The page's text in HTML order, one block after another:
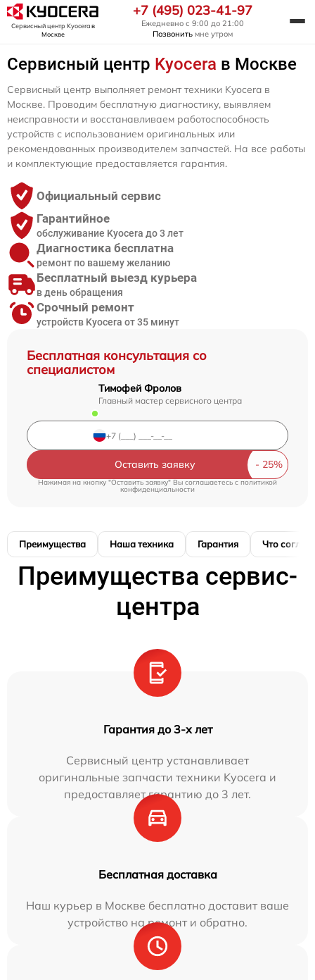
Сервисный центр Kyoceraв
Москве
+7 (495) 023-41-97
Ежедневно с 9:00 до 21:00
Позвонить мне утром
Сервисный центр Kyocera в Москве
Бесплатная консультация со
специалистом
Тимофей Фролов
Главный мастер сервисного центра
Оставить заявку
Нажимая на кнопку "Оставить заявку" Вы соглашаетесь cполитикой
конфиденциальности
Сервисный центр выполняет ремонт техники Kyocera в
Москве. Проводим бесплатную диагностику, выявляем
неисправности и восстанавливаем работоспособность
устройств с использованием оригинальных или
рекомендованных производителем запчастей. На все работы
и комплектующие предоставляется гарантия.
Официальный сервис
Гарантийное
обслуживание Kyocera до 3 лет
Диагностика бесплатна
ремонт по вашему желанию
Бесплатный выезд курьера
в день обращения
Срочный ремонт
устройств Kyocera от 35 минут
Преимущества Наша техника Гарантия Что
Преимущества сервис-
центра
Гарантия до 3-х лет
Сервисный центр устанавливает
оригинальные запчасти техники Kyocera и
предоставляет гарантию до 3 лет.
Бесплатная доставка
Наш курьер в Москве бесплатно доставит ваше
устройство на ремонт и обратно.